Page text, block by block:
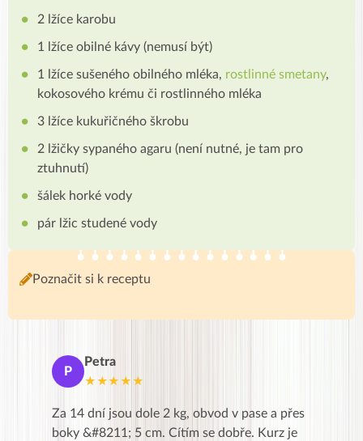
2 lžíce karobu
1 lžíce obilné kávy (nemusí být)
1 lžíce sušeného obilného mléka, rostlinné smetany,
kokosového krému či rostlinného mléka
3 lžíce kukuřičného škrobu
2 lžičky sypaného agaru (není nutné, je tam pro
ztuhnutí)
šálek horké vody
pár lžic studené vody
Poznačit si k receptu
P
Petra
★★★★★
Za 14 dní jsou dole 2 kg, obvod v pase a přes
boky &#8211; 5 cm. Cítím se dobře. Kurz je